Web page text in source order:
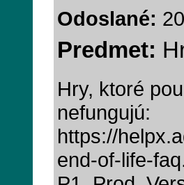
Odoslané:
Predmet:
Hry, ktoré
nefungujú:
https://
end-of-life-